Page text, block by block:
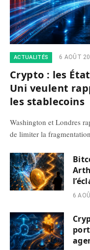
ACTUALITÉS 6 AOÛT
Crypto : les
Uni veulent
les stablecoins
Washington et Londres
de limiter la
6